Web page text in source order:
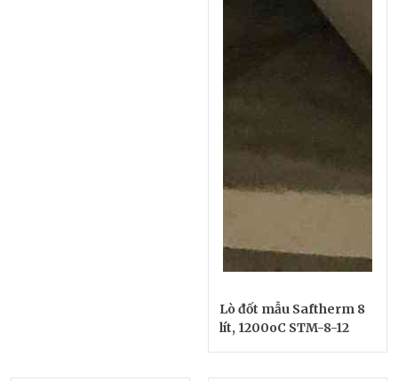
Lò đốt mẫu Saftherm 8
lít, 1200oC STM-8-12